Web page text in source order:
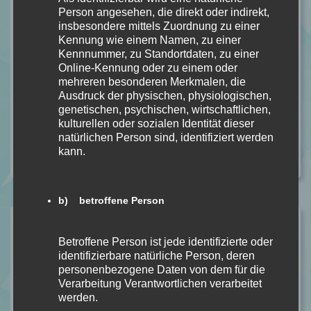
Hier zu kaufen (Hörbuch / eBook): Der Blutkünstler
Kostenpunkt (Hörbuch / eBook):
Thriller
#CHRISMEYER #DERBLUTKUENSTLER #THRILLER
#ULLSTEIN
Kategorie:ALLGEMEIN
Anathema von Keri Lake [Dark Fantasy]
In Rezension
Unhinged von Steph Macca [Dark Romance]
In Rezension
Person angesehen, die direkt oder indirekt,
insbesondere mittels Zuordnung zu einer
Kennung wie einem Namen, zu einer
Kennnummer, zu Standortdaten, zu einer
Online-Kennung oder zu einem oder
mehreren besonderen Merkmalen, die
Ausdruck der physischen, physiologischen,
genetischen, psychischen, wirtschaftlichen,
kulturellen oder sozialen Identität dieser
natürlichen Person sind, identifiziert werden
kann.
b) betroffene Person
Betroffene Person ist jede identifizierte oder
identifizierbare natürliche Person, deren
personenbezogene Daten von dem für die
Verarbeitung Verantwortlichen verarbeitet
werden.